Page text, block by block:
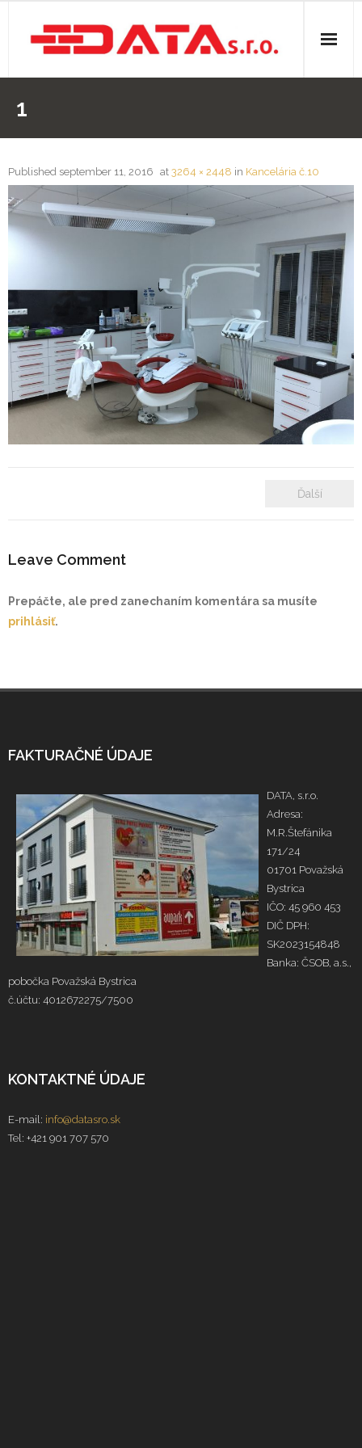
- Elektroinštalácie
- Izolácie
- Kúpeľne
- Sádrokartóny
- Voda, odpady, kúrenie
- Zámkové dlažby
- Rekonštrukcie bytových a nebytových priestorov
1
Published september 11, 2016 at 3264 × 2448 in Kancelária č.10
Ďalší
Leave Comment
Prepáčte, ale pred zanechaním komentára sa musíte
prihlásiť.
FAKTURAČNÉ ÚDAJE
DATA, s.r.o.
Adresa:
M.R.Štefánika
171/24
01701 Považská
Bystrica
IČO: 45 960 453
DIČ DPH:
SK2023154848
Banka: ČSOB, a.s.,
pobočka Považská Bystrica
č.účtu: 4012672275/7500
KONTAKTNÉ ÚDAJE
E-mail: info@datasro.sk
Tel: +421 901 707 570